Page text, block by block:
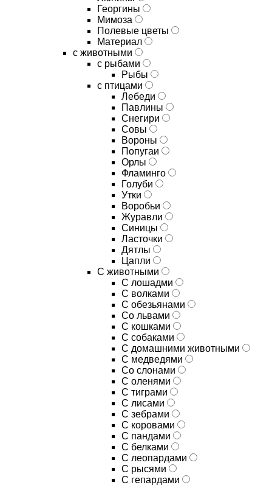
Георгины
Мимоза
Полевые цветы
Материал
с животными
с рыбами
Рыбы
с птицами
Лебеди
Павлины
Снегири
Совы
Вороны
Попугаи
Орлы
Фламинго
Голуби
Утки
Воробьи
Журавли
Синицы
Ласточки
Дятлы
Цапли
С животными
С лошадми
С волками
С обезьянами
Со львами
С кошками
С собаками
С домашними животными
С медведями
Со слонами
С оленями
С тиграми
С лисами
С зебрами
С коровами
С пандами
С белками
С леопардами
С рысями
С гепардами